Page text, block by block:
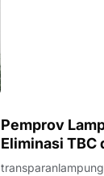
Pemprov
Eliminasi TBC